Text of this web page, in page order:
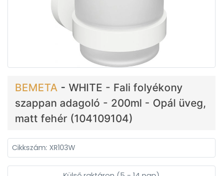
BEMETA - WHITE - Fali folyékony
szappan adagoló - 200ml - Opál üveg,
matt fehér (104109104)
Cikkszám: XR103W